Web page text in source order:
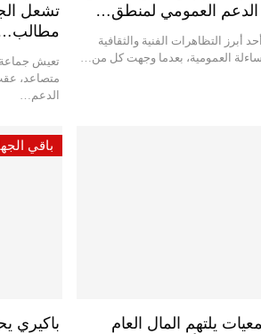
العمومي لمنطق…
أبرز التظاهرات الفنية والثقافية
العمومية، بعدما وجهت كل من…
تشعل
تعيش جماعة
متصاعد،
الدعم…
يلتهم المال العام
باقي
باكيري